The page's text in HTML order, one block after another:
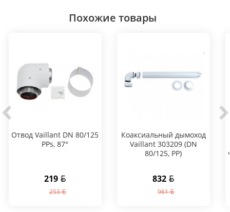
Похожие товары
Отвод Vaillant DN 80/125
PPs, 87°
219
253
Коаксиальный дымоход
Vaillant 303209 (DN
80/125, PP)
832
961